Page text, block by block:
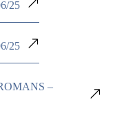
25
25
–